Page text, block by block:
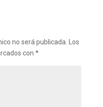
no será publicada.
Los
con *